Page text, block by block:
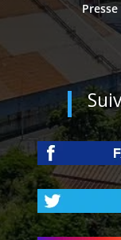
Presse